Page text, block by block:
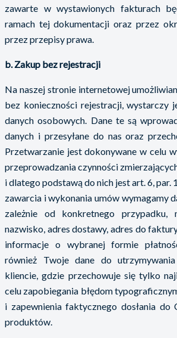
zawarte w wystawionych fakturach
ramach tej dokumentacji oraz przez
przez przepisy prawa.
b. Zakup bez rejestracji
Na naszej stronie internetowej
bez konieczności rejestracji, wystarczy
danych osobowych. Dane te są
danych i przesyłane do nas oraz
Przetwarzanie jest dokonywane w celu
przeprowadzania czynności
i dlatego podstawą do nich jest art. 6, par.
zawarcia i wykonania umów wymagamy
zależnie od konkretnego
nazwisko, adres dostawy, adres do
informacje o wybranej formie
również Twoje dane do
kliencie, gdzie przechowuje się tylko
celu zapobiegania błędom
i zapewnienia faktycznego dosłania do
produktów.